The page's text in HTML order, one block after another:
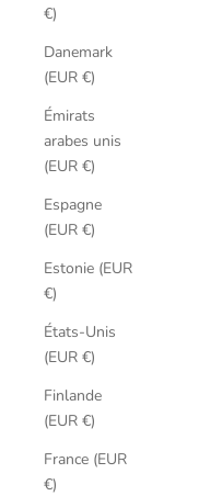
€)
Danemark
(EUR €)
Émirats
arabes unis
(EUR €)
Espagne
(EUR €)
Estonie (EUR
€)
États-Unis
(EUR €)
Finlande
(EUR €)
France (EUR
€)